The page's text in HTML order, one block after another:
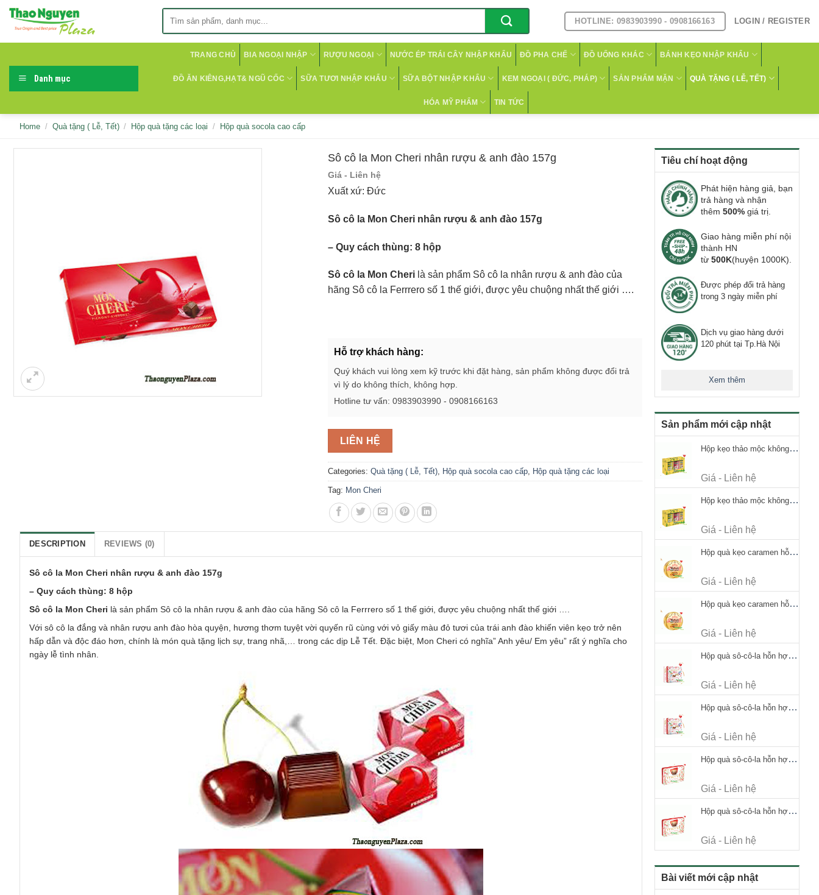
Skip
HOTLINE: 0983903990 - 0908166163 LOGIN / REGISTER
Danh mục
TRANG CHỦ BIA NGOẠI NHẬP RƯỢU NGOẠI NƯỚC ÉP TRÁI CÂY NHẬP KHẨU ĐỒ PHA CHẾ ĐỒ UỐNG KHÁC BÁNH KẸO NHẬP KHẨU
ĐỒ ĂN KIÊNG,HẠT& NGŨ CỐC SỮA TƯƠI NHẬP KHẨU SỮA BỘT NHẬP KHẨU KEM NGOẠI ( ĐỨC, PHÁP) SẢN PHẨM MẶN QUÀ TẶNG ( LỄ, TẾT)
HÓA MỸ PHẨM TIN TỨC
Home / Quà tặng ( Lễ, Tết) / Hộp quà tặng các loại / Hộp quà socola cao cấp
Tiêu chí hoạt động
Phát hiện hàng giả, bạn
trả hàng và nhận
thêm 500% giá trị.
Giao hàng miễn phí nội
thành HN
từ 500K(huyện 1000K).
Được phép đổi trả hàng
trong 3 ngày miễn phí
Dịch vụ giao hàng dưới
120 phút tại Tp.Hà Nội
Xem thêm
Sản phẩm mới cập nhật
Hộp kẹo thảo mộc không đường Ricola Signature 112.5g
Giá - Liên hệ
Hộp kẹo thảo mộc không đường Ricola Signature 112.5g
Giá - Liên hệ
Hộp quà kẹo caramen hỗn hợp Werther's Original Caramel Candy 170g
Giá - Liên hệ
Hộp quà kẹo caramen hỗn hợp Werther's Original Caramel Candy 170g
Giá - Liên hệ
Hộp quà sô-cô-la hỗn hợp Merci Petits Chocolate Collection 125g thiếc
Giá - Liên hệ
Hộp quà sô-cô-la hỗn hợp Merci Petits Chocolate Collection 125g thiếc
Giá - Liên hệ
Hộp quà sô-cô-la hỗn hợp Merci Finest Selection 250g thiếc
Giá - Liên hệ
Hộp quà sô-cô-la hỗn hợp Merci Finest Selection 250g thiếc
Giá - Liên hệ
Bài viết mới cập nhật
Sô cô la Mon Cheri nhân rượu & anh đào 157g
Giá - Liên hệ
Xuất xứ: Đức
Sô cô la Mon Cheri nhân rượu & anh đào 157g
– Quy cách thùng: 8 hộp
Sô cô la Mon Cheri là sản phẩm Sô cô la nhân rượu & anh đào của
hãng Sô cô la Ferrrero số 1 thế giới, được yêu chuộng nhất thế giới ….
Hỗ trợ khách hàng:
Quý khách vui lòng xem kỹ trước khi đặt hàng, sản phẩm không được đổi trả
vì lý do không thích, không hợp.
Hotline tư vấn: 0983903990 - 0908166163
LIÊN HỆ
Categories: Quà tặng ( Lễ, Tết), Hộp quà socola cao cấp, Hộp quà tặng các loại
Tag: Mon Cheri
DESCRIPTION REVIEWS (0)
Sô cô la Mon Cheri nhân rượu & anh đào 157g
– Quy cách thùng: 8 hộp
Sô cô la Mon Cheri là sản phẩm Sô cô la nhân rượu & anh đào của hãng Sô cô la Ferrrero số 1 thế giới, được yêu chuộng nhất thế giới ….
Với sô cô la đắng và nhân rượu anh đào hòa quyện, hương thơm tuyệt vời quyến rũ cùng với vỏ giấy màu đỏ tươi của trái anh đào khiến viên kẹo trở nên
hấp dẫn và độc đáo hơn, chính là món quà tặng lịch sự, trang nhã,… trong các dịp Lễ Tết. Đặc biệt, Mon Cheri có nghĩa” Anh yêu/ Em yêu” rất ý nghĩa cho
ngày lễ tình nhân.